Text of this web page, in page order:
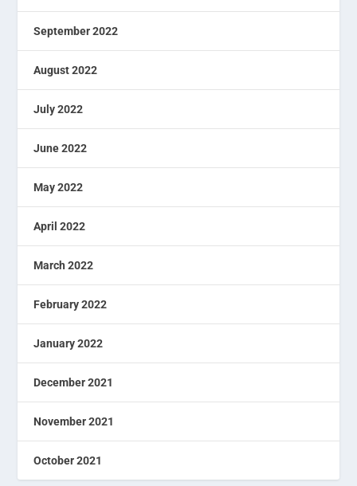
September 2022
August 2022
July 2022
June 2022
May 2022
April 2022
March 2022
February 2022
January 2022
December 2021
November 2021
October 2021